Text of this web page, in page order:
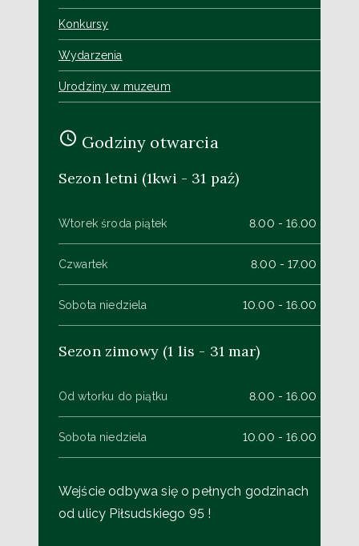
Konkursy
Wydarzenia
Urodziny w muzeum
Godziny otwarcia
Sezon letni (1kwi - 31 paź)
Wtorek środa piątek 8.00 - 16.00
Czwartek 8.00 - 17.00
Sobota niedziela 10.00 - 16.00
Sezon zimowy (1 lis - 31 mar)
Od wtorku do piątku 8.00 - 16.00
Sobota niedziela 10.00 - 16.00
Wejście odbywa się o pełnych godzinach
od ulicy Piłsudskiego 95 !